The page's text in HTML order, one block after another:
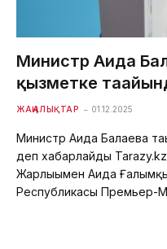
Министр Аида
қызметке
ЖАҢАЛЫҚТАР 01.12.2025
Министр Аида Балаева
деп хабарлайды
Жарлығымен Аида
Республикасы Премьер-